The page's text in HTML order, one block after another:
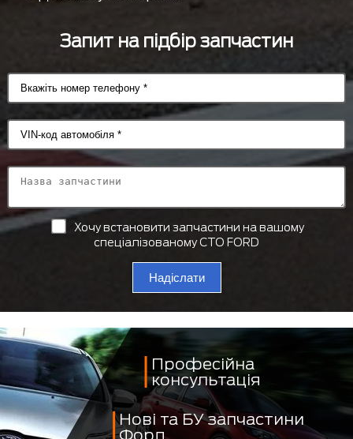
Запит на підбір запчастин
Хочу встановити запчастини на вашому
спеціалізованому СТО FORD
Надіслати
Професійна
консультація
Нові та БУ запчастини
Форд